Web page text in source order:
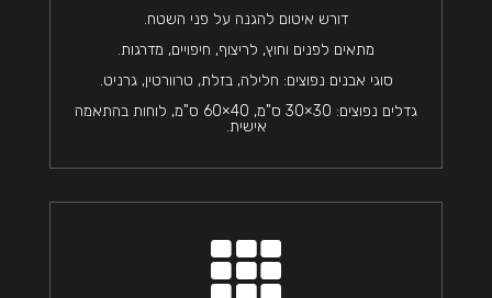
דורש איטום להגנה על פני השטח.
מתאים לפנים וחוץ, לריצוף, חיפויים, מדרגות.
סוגי אבנים נפוצים: חלילה, בזלת, טרוורטין, גרניט.
גדלים נפוצים: 30×30 ס"מ, 40×60 ס"מ, לוחות בהתאמה
אישית.
